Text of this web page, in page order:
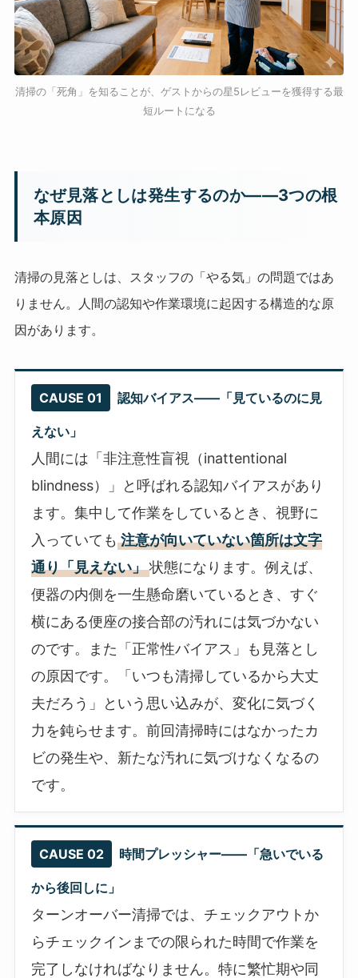
清掃の「死角」を知ることが、ゲストからの星5レビューを獲得する最
短ルートになる
なぜ見落としは発生するのか——3つの根
本原因
清掃の見落としは、スタッフの「やる気」の問題ではあ
りません。人間の認知や作業環境に起因する構造的な原
因があります。
CAUSE 01 認知バイアス——「見ているのに見
えない」
人間には「非注意性盲視（inattentional
blindness）」と呼ばれる認知バイアスがあり
ます。集中して作業をしているとき、視野に
入っていても 注意が向いていない箇所は文字
通り「見えない」状態になります。例えば、
便器の内側を一生懸命磨いているとき、すぐ
横にある便座の接合部の汚れには気づかない
のです。また「正常性バイアス」も見落とし
の原因です。「いつも清掃しているから大丈
夫だろう」という思い込みが、変化に気づく
力を鈍らせます。前回清掃時にはなかったカ
ビの発生や、新たな汚れに気づけなくなるの
です。
CAUSE 02 時間プレッシャー——「急いでいる
から後回しに」
ターンオーバー清掃では、チェックアウトか
らチェックインまでの限られた時間で作業を
完了しなければなりません。特に繁忙期や同